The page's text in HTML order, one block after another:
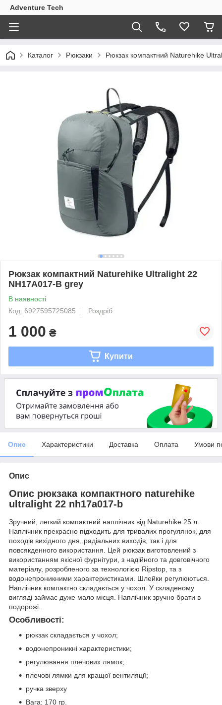
Adventure Tech
Каталог Рюкзаки Рюкзак компактний Naturehike
Рюкзак компактний Naturehike Ultralight 22
NH17A017-B grey
В наявності
Код: 6927595725085
Роздріб
1 000 ₴
Купити
Опис Характеристики Доставка Оплата Умови
Опис
Опис рюкзака компактного naturehike
ultralight 22 nh17a017-b
Зручний, легкий компактний наплічник від Naturehike 25 л.
Наплічник прекрасно підходить для тривалих прогулянок, для
походів вихідного дня, радіальних виходів, так і для
повсякденного використання. Цей рюкзак виготовлений з
використанням якісної фурнітури, з надійного та довговічного
матеріалу, розробленого за технологією Ripstop, та з
водонепроникними характеристиками. Шлейки регулюються.
Наплічник компактно складається у чохол. У складеному
вигляді займає дуже мало місця. Наплічник зручно брати в
подорожі.
Особливості:
рюкзак складається у чохол;
водонепроникні характеристики;
регулювання плечових лямок;
плечові лямки для кращої вентиляції;
ручка зверху
Вага: 170 гр.